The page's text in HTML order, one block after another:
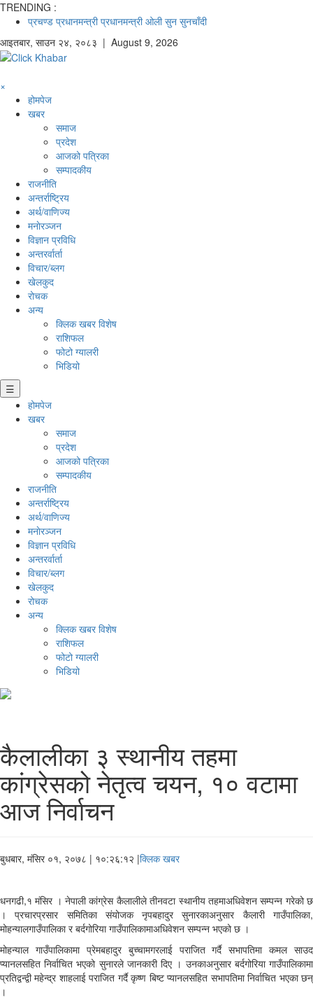
TRENDING :
प्रचण्ड प्रधानमन्त्री प्रधानमन्त्री ओली सुन सुनचाँदी
आइतबार, साउन २४, २०८३ | August 9, 2026
×
होमपेज
खबर
समाज
प्रदेश
आजको पत्रिका
सम्पादकीय
राजनीति
अन्तर्राष्ट्रिय
अर्थ/वाणिज्य
मनाेरञ्जन
विज्ञान प्रविधि
अन्तरर्वार्ता
विचार/ब्लग
खेलकुद
रोचक
अन्य
क्लिक खबर विशेष
राशिफल
फोटो ग्यालरी
भिडियो
☰
होमपेज
खबर
समाज
प्रदेश
आजको पत्रिका
सम्पादकीय
राजनीति
अन्तर्राष्ट्रिय
अर्थ/वाणिज्य
मनाेरञ्जन
विज्ञान प्रविधि
अन्तरर्वार्ता
विचार/ब्लग
खेलकुद
रोचक
अन्य
क्लिक खबर विशेष
राशिफल
फोटो ग्यालरी
भिडियो
कैलालीका ३ स्थानीय तहमा
कांग्रेसको नेतृत्व चयन, १० वटामा
आज निर्वाचन
बुधबार, मंसिर ०१, २०७८ | १०:२६:१२ |क्लिक खबर
धनगढी,१ मंसिर । नेपाली कांग्रेस कैलालीले तीनवटा स्थानीय तहमाअधिवेशन सम्पन्न गरेको छ
। प्रचारप्रसार समितिका संयोजक नृपबहादुर सुनारकाअनुसार कैलारी गाउँपालिका,
मोहन्यालगाउँपालिका र बर्दगोरिया गाउँपालिकामाअधिवेशन सम्पन्न भएको छ ।
मोहन्याल गाउँपालिकामा प्रेमबहादुर बुच्चामगरलाई पराजित गर्दै सभापतिमा कमल साउद
प्यानलसहित निर्वाचित भएको सुनारले जानकारी दिए । उनकाअनुसार बर्दगोरिया गाउँपालिकामा
प्रतिद्वन्द्वी महेन्द्र शाहलाई पराजित गर्दै कृष्ण बिष्ट प्यानलसहित सभापतिमा निर्वाचित भएका छन्
।